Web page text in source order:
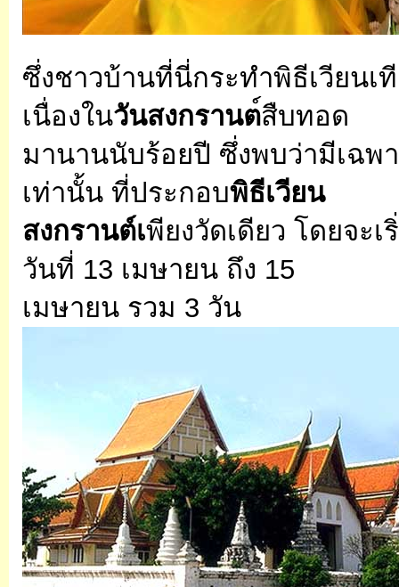
ซึ่งชาวบ้านที่นี่กระทำพิธีเวียนเ
เนื่องในวันสงกรานต์สืบทอด
มานานนับร้อยปี ซึ่งพบว่ามีเฉพ
เท่านั้น ที่ประกอบพิธีเวียน
สงกรานต์เพียงวัดเดียว โดยจะเ
วันที่ 13 เมษายน ถึง 15
เมษายน รวม 3 วัน